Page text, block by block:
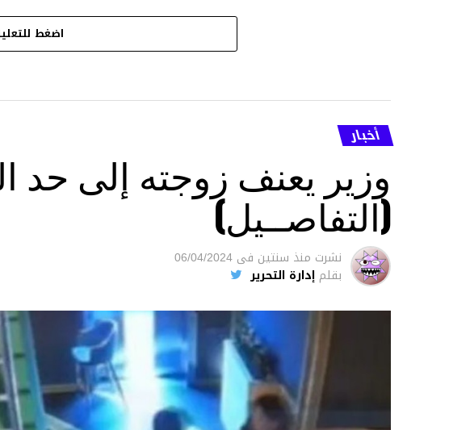
اضغط
أخبار
وزير يعنف زوجته إلى حد
(التفاصــيل)
نشرت منذ سنتين فى 06/04/2024
بقلم إدارة التحرير